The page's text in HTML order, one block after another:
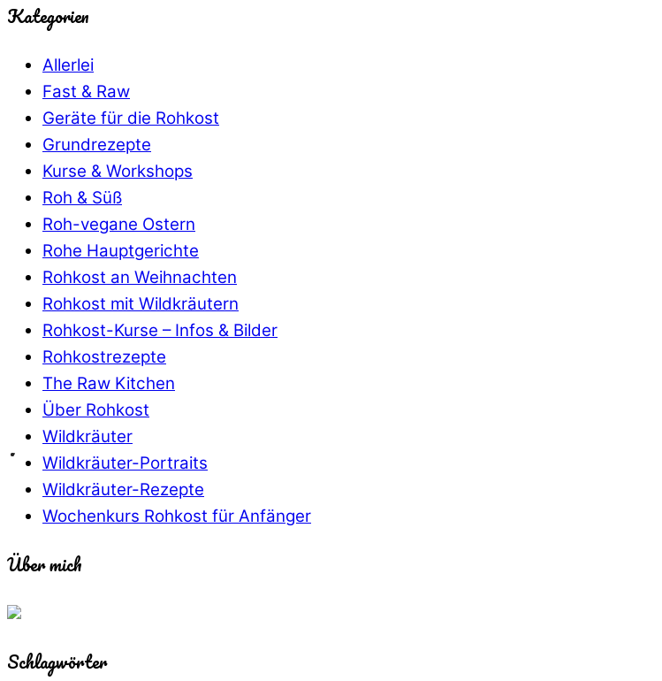
Kategorien
Allerlei
Fast & Raw
Geräte für die Rohkost
Grundrezepte
Kurse & Workshops
Roh & Süß
Roh-vegane Ostern
Rohe Hauptgerichte
Rohkost an Weihnachten
Rohkost mit Wildkräutern
Rohkost-Kurse – Infos & Bilder
Rohkostrezepte
The Raw Kitchen
Über Rohkost
Wildkräuter
Wildkräuter-Portraits
Wildkräuter-Rezepte
Wochenkurs Rohkost für Anfänger
Über mich
Schlagwörter